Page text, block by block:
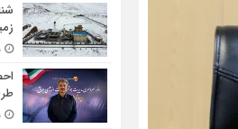
۱۵ مرداد ۱۴۰۵ - ۱۵:۴۴
۱۵ مرداد ۱۴۰۵ - ۱۵:۴۰